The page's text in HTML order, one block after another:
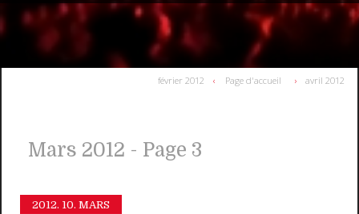
février 2012 Page d'accueil avril 2012
Mars 2012 - Page 3
2012. 10. MARS